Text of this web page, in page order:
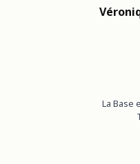
La Base